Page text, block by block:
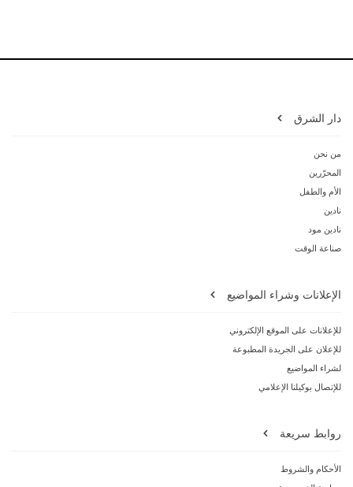
دار الشرق
من نحن
المحرّرين
الأم والطفل
نادين
نادين مود
صناعة الوقت
الإعلانات وشراء المواضيع
للإعلانات على الموقع الإلكتروني
للإعلان على الجريدة المطبوعة
لشراء المواضيع
للإتصال بوكيلنا الإعلامي
روابط سريعة
الأحكام والشروط